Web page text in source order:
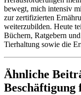
bewegt, mich intensiv
zur zertifizierten
weiterzubilden. Heute
Büchern, Ratgebern
Tierhaltung sowie die
Ähnliche
Beschäftigung